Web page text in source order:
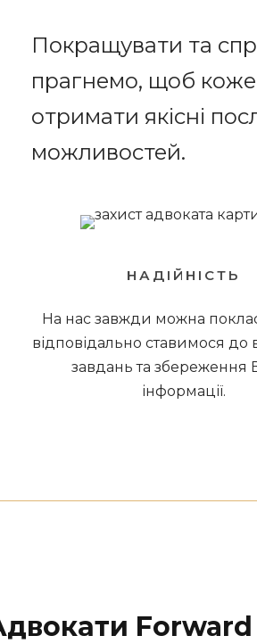
Покращувати та
прагнемо, щоб
отримати якісні
можливостей.
НАДІЙНІСТЬ
На нас завжди можна
відповідально ставимося до
завдань та збереження
інформації.